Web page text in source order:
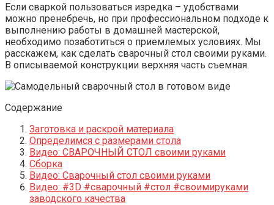
Если сваркой пользоваться изредка – удобствами
можно пренебречь, но при профессиональном подходе к
выполнению работы в домашней мастерской,
необходимо позаботиться о приемлемых условиях. Мы
расскажем, как сделать сварочный стол своими руками.
В описываемой конструкции верхняя часть съемная.
Содержание
Заготовка и раскрой материала
Определимся с размерами стола
Видео: СВАРОЧНЫЙ СТОЛ своими руками
Сборка
Видео: Сварочный стол своими руками
Видео: #3D #сварочный #стол #своимируками
заводского качества